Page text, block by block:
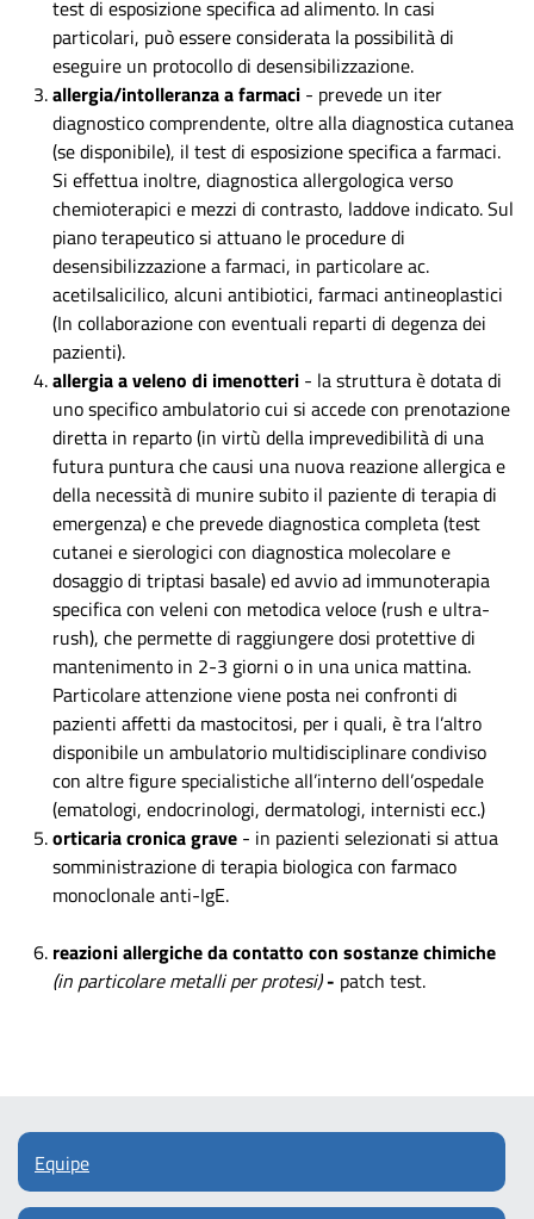
test di esposizione specifica ad alimento. In casi
particolari, può essere considerata la possibilità di
eseguire un protocollo di desensibilizzazione.
allergia/intolleranza a farmaci - prevede un iter
diagnostico comprendente, oltre alla diagnostica cutanea
(se disponibile), il test di esposizione specifica a farmaci.
Si effettua inoltre, diagnostica allergologica verso
chemioterapici e mezzi di contrasto, laddove indicato. Sul
piano terapeutico si attuano le procedure di
desensibilizzazione a farmaci, in particolare ac.
acetilsalicilico, alcuni antibiotici, farmaci antineoplastici
(In collaborazione con eventuali reparti di degenza dei
pazienti).
allergia a veleno di imenotteri - la struttura è dotata di
uno specifico ambulatorio cui si accede con prenotazione
diretta in reparto (in virtù della imprevedibilità di una
futura puntura che causi una nuova reazione allergica e
della necessità di munire subito il paziente di terapia di
emergenza) e che prevede diagnostica completa (test
cutanei e sierologici con diagnostica molecolare e
dosaggio di triptasi basale) ed avvio ad immunoterapia
specifica con veleni con metodica veloce (rush e ultra-
rush), che permette di raggiungere dosi protettive di
mantenimento in 2-3 giorni o in una unica mattina.
Particolare attenzione viene posta nei confronti di
pazienti affetti da mastocitosi, per i quali, è tra l’altro
disponibile un ambulatorio multidisciplinare condiviso
con altre figure specialistiche all’interno dell’ospedale
(ematologi, endocrinologi, dermatologi, internisti ecc.)
orticaria cronica grave - in pazienti selezionati si attua
somministrazione di terapia biologica con farmaco
monoclonale anti-IgE.
reazioni allergiche da contatto con sostanze chimiche
(in particolare metalli per protesi)- patch test.
Equipe